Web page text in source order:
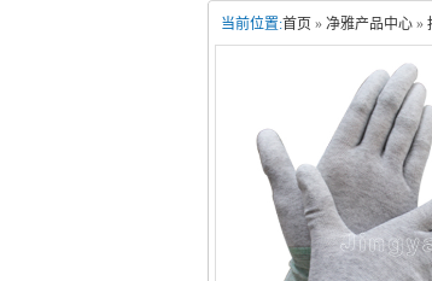
当前位置:首页 » 净雅产品中心 »